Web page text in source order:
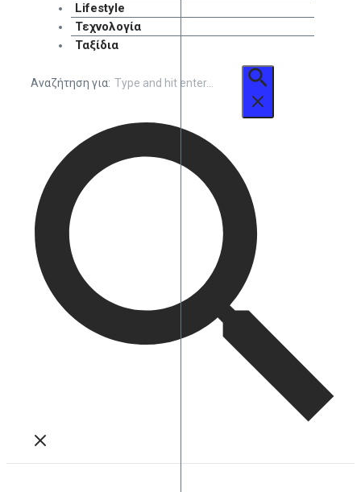
Lifestyle
Τεχνολογία
Ταξίδια
Αναζήτηση για: